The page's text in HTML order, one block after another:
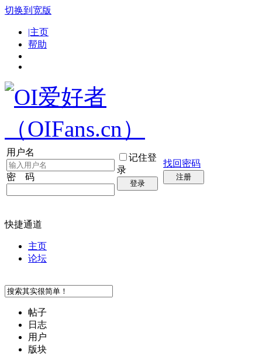
切换到宽版
|主页
帮助
用户名
密 码
记住登
录
登录
找回密码
注册
快捷通道
主页
论坛
帖子
日志
用户
版块